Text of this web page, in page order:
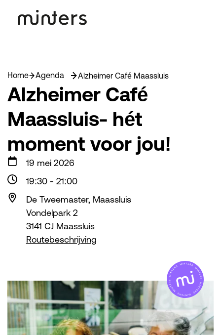
Alzheimer Café
Maassluis- hét
moment voor jou!
19 mei 2026
19:30- 21:00
De Tweemaster, Maassluis
Vondelpark 2
3141 CJ Maassluis
Routebeschrijving
Home Agenda Alzheimer Café Maassluis